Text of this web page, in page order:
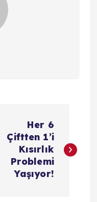
Her 6
Çiftten 1’i
Kısırlık
Problemi
Yaşıyor!